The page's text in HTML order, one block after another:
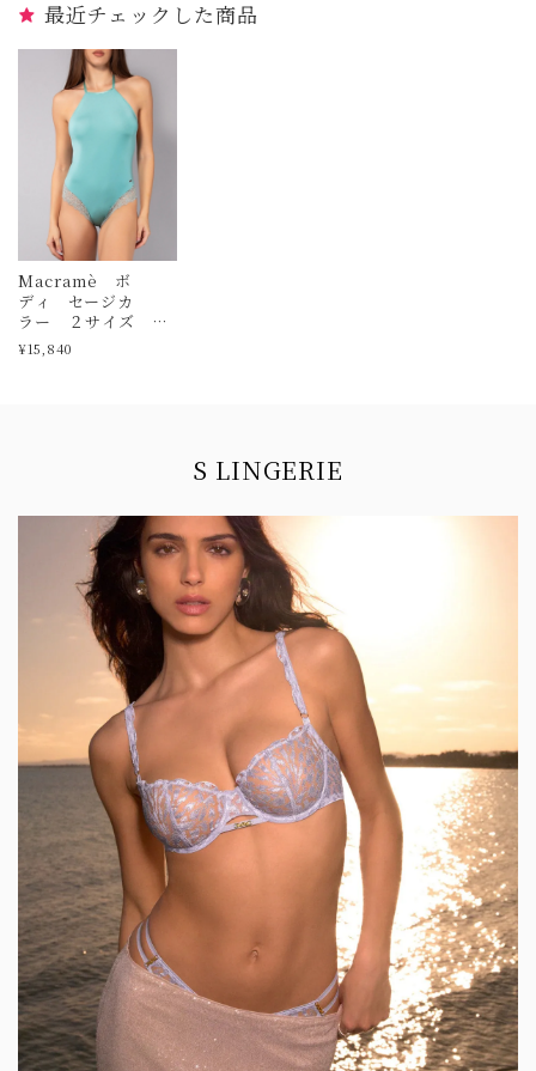
最近チェックした商品
Macramè ボ
ディ セージカ
ラー ２サイズ
ヴェルデッシマ
¥15,840
S LINGERIE